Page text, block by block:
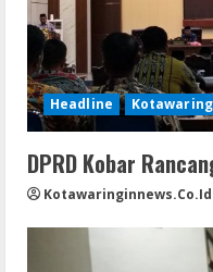
Headline
DPRD Kobar
Kotawaringinnews.co.id